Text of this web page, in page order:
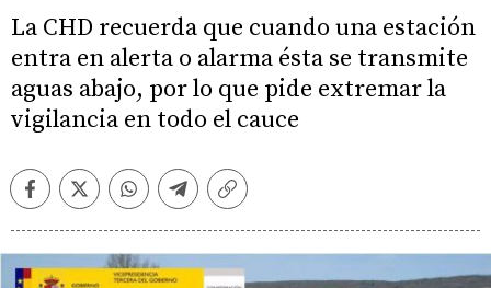
La CHD recuerda que cuando una estación
entra en alerta o alarma ésta se transmite
aguas abajo, por lo que pide extremar la
vigilancia en todo el cauce
FacebookTwitterWhatsappTelegramCopiar